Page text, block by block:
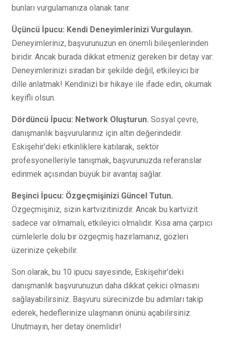
bunları vurgulamanıza olanak tanır.
Üçüncü İpucu: Kendi Deneyimlerinizi Vurgulayın.
Deneyimleriniz, başvurunuzun en önemli bileşenlerinden
biridir. Ancak burada dikkat etmeniz gereken bir detay var:
Deneyimlerinizi sıradan bir şekilde değil, etkileyici bir
dille anlatmak! Kendinizi bir hikaye ile ifade edin, okumak
keyifli olsun.
Dördüncü İpucu: Network Oluşturun. Sosyal çevre,
danışmanlık başvurularınız için altın değerindedir.
Eskişehir’deki etkinliklere katılarak, sektör
profesyonelleriyle tanışmak, başvurunuzda referanslar
edinmek açısından büyük bir avantaj sağlar.
Beşinci İpucu: Özgeçmişinizi Güncel Tutun.
Özgeçmişiniz, sizin kartvizitinizdir. Ancak bu kartvizit
sadece var olmamalı, etkileyici olmalıdır. Kısa ama çarpıcı
cümlelerle dolu bir özgeçmiş hazırlamanız, gözleri
üzerinize çekebilir.
Son olarak, bu 10 ipucu sayesinde, Eskişehir’deki
danışmanlık başvurunuzun daha dikkat çekici olmasını
sağlayabilirsiniz. Başvuru sürecinizde bu adımları takip
ederek, hedeflerinize ulaşmanın önünü açabilirsiniz.
Unutmayın, her detay önemlidir!